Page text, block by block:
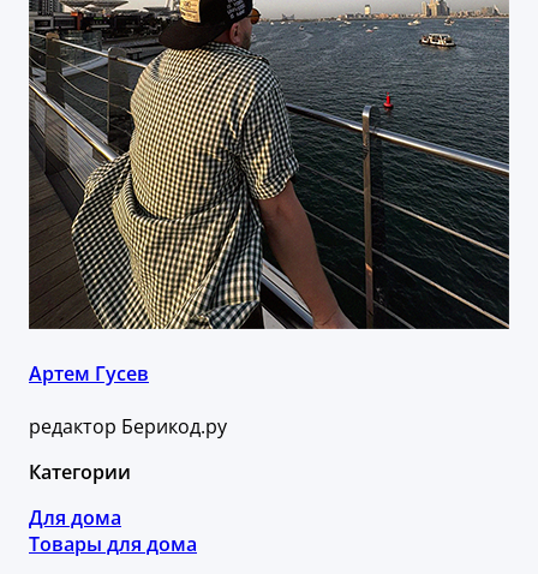
Артем Гусев
редактор Берикод.ру
Категории
Для дома
Товары для дома